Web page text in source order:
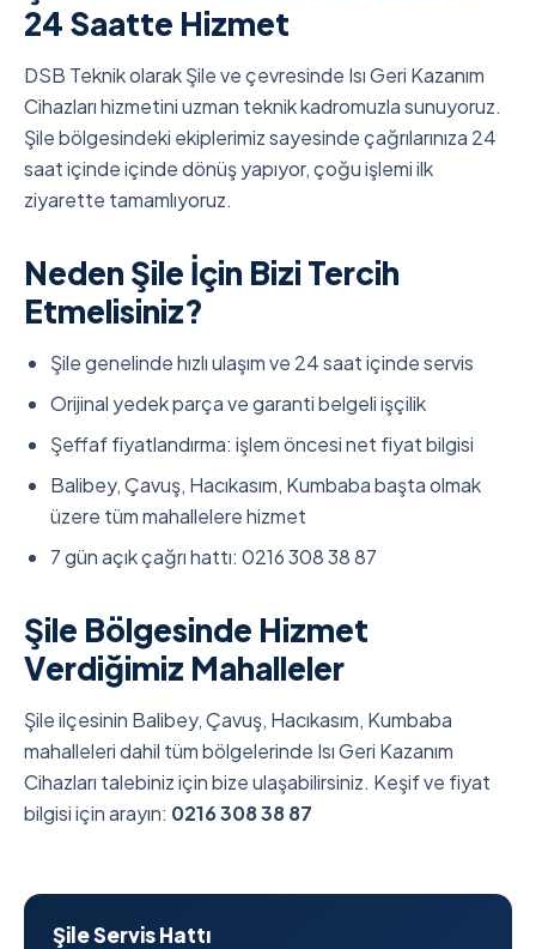
24 Saatte Hizmet
DSB Teknik olarak Şile ve çevresinde Isı Geri Kazanım
Cihazları hizmetini uzman teknik kadromuzla sunuyoruz.
Şile bölgesindeki ekiplerimiz sayesinde çağrılarınıza 24
saat içinde içinde dönüş yapıyor, çoğu işlemi ilk
ziyarette tamamlıyoruz.
Neden Şile İçin Bizi Tercih
Etmelisiniz?
Şile genelinde hızlı ulaşım ve 24 saat içinde servis
Orijinal yedek parça ve garanti belgeli işçilik
Şeffaf fiyatlandırma: işlem öncesi net fiyat bilgisi
Balibey, Çavuş, Hacıkasım, Kumbaba başta olmak
üzere tüm mahallelere hizmet
7 gün açık çağrı hattı: 0216 308 38 87
Şile Bölgesinde Hizmet
Verdiğimiz Mahalleler
Şile ilçesinin Balibey, Çavuş, Hacıkasım, Kumbaba
mahalleleri dahil tüm bölgelerinde Isı Geri Kazanım
Cihazları talebiniz için bize ulaşabilirsiniz. Keşif ve fiyat
bilgisi için arayın: 0216 308 38 87
Şile Servis Hattı